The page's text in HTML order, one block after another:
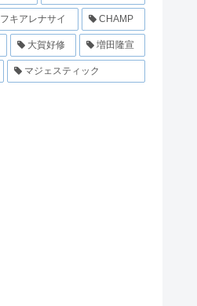
フキアレナサイ CHAMP
大賀好修 増田隆宣
マジェスティック